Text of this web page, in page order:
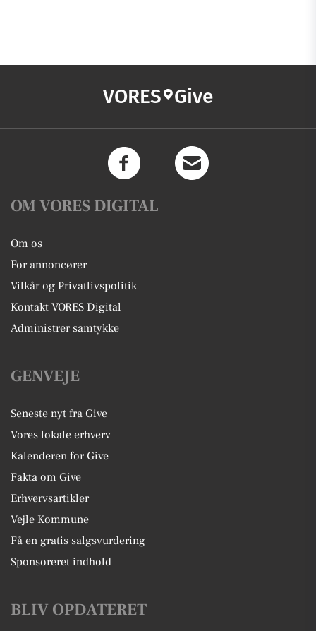
VORES Give
OM VORES DIGITAL
Om os
For annoncører
Vilkår og Privatlivspolitik
Kontakt VORES Digital
Administrer samtykke
GENVEJE
Seneste nyt fra Give
Vores lokale erhverv
Kalenderen for Give
Fakta om Give
Erhvervsartikler
Vejle Kommune
Få en gratis salgsvurdering
Sponsoreret indhold
BLIV OPDATERET